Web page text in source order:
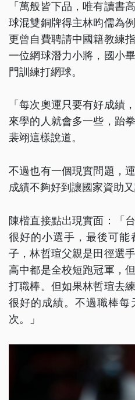
「萬般皆下品，唯有讀書
球混雙銅牌得主林昀儒為
更曾自費聘請中國籍教練
一位網球潛力小將，國小
門訓練打網球。
「每次奧運只要有好成績
來學的人就會多一些，跆
裴翊這樣說道。
不過也有一個現實問題，
成績不夠好到讓國家資助
陳楷直接點出現實面：「
很好的小選手，最後可能
子，林哲瑄父親是田徑選
高中都是全校短跑冠軍，
打職棒。但如果林哲瑄去
很好的成績。不過職棒每
次。」